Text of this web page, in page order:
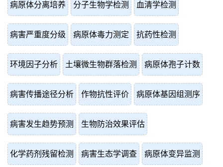
病原体分离培养 分子生物学检测 血清学检测
病害严重度分级 病原体毒力测定 抗药性检测
环境因子分析 土壤微生物群落检测 病原体孢子计数
病害传播途径分析 作物抗性评价 病原体基因组测序
病害发生趋势预测 生物防治效果评估
化学药剂残留检测 病害生态学调查 病原体变异监测